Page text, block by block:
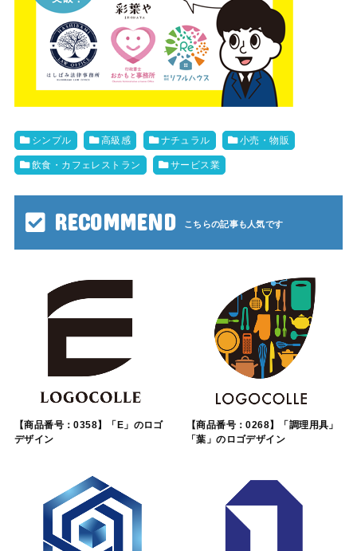
シンプル 高級感 ナチュラル 小売・物販
飲食・カフェレストラン サービス業
RECOMMEND
【商品番号：0358】「E」のロゴ
デザイン
【商品番号：0268】「調理用具」
「葉」のロゴデザイン